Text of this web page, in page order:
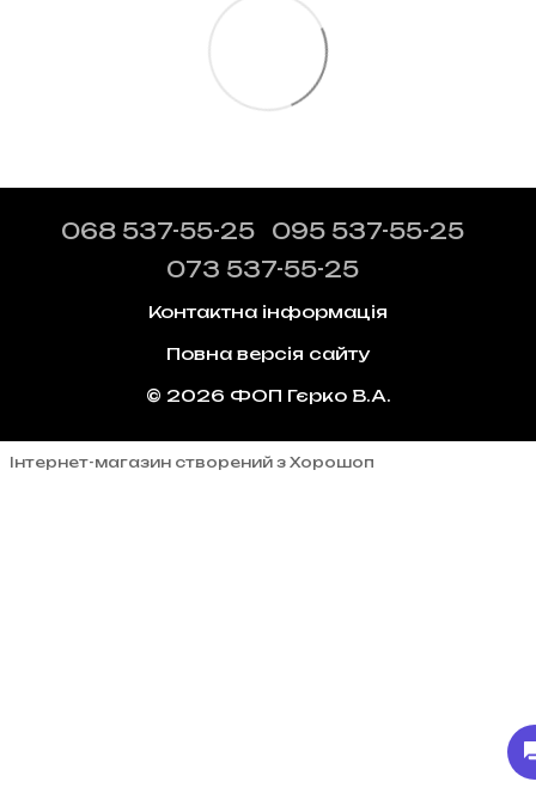
068 537-55-25
095 537-55-25
073 537-55-25
Контактна інформація
Повна версія сайту
© 2026 ФОП Гєрко В.А.
Інтернет-магазин створений з Хорошоп